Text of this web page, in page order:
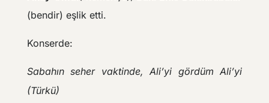
(bendir) eşlik etti.
Konserde:
Sabahın seher vaktinde, Ali’yi gördüm Ali’yi
(Türkü)